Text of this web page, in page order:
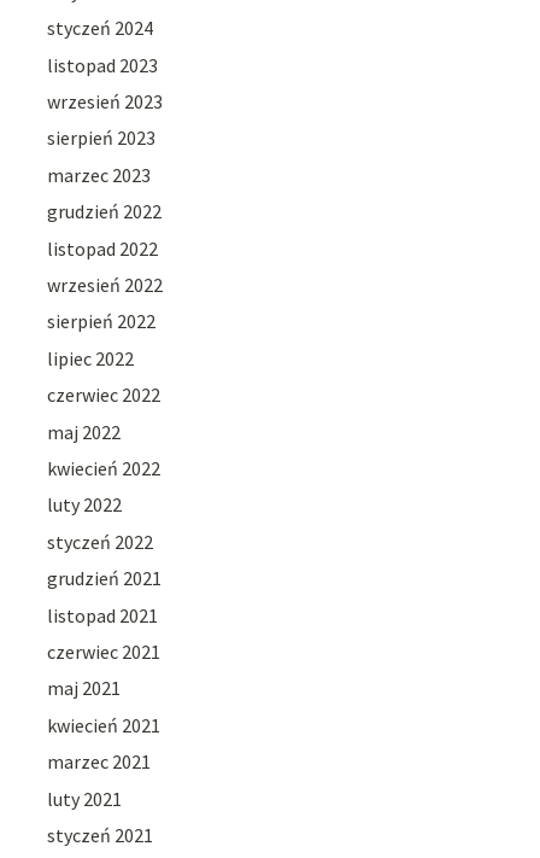
styczeń 2024
listopad 2023
wrzesień 2023
sierpień 2023
marzec 2023
grudzień 2022
listopad 2022
wrzesień 2022
sierpień 2022
lipiec 2022
czerwiec 2022
maj 2022
kwiecień 2022
luty 2022
styczeń 2022
grudzień 2021
listopad 2021
czerwiec 2021
maj 2021
kwiecień 2021
marzec 2021
luty 2021
styczeń 2021